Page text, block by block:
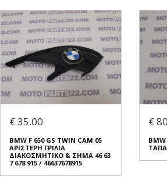
€ 35.00
BMW F 650 GS TWIN CAM 05
ΑΡΙΣΤΕΡΗ ΓΡΙΛΙΑ
ΔΙΑΚΟΣΜΗΤΙΚΟ & ΣΗΜΑ 46 63
7 678 915 / 46637678915
€
BMW